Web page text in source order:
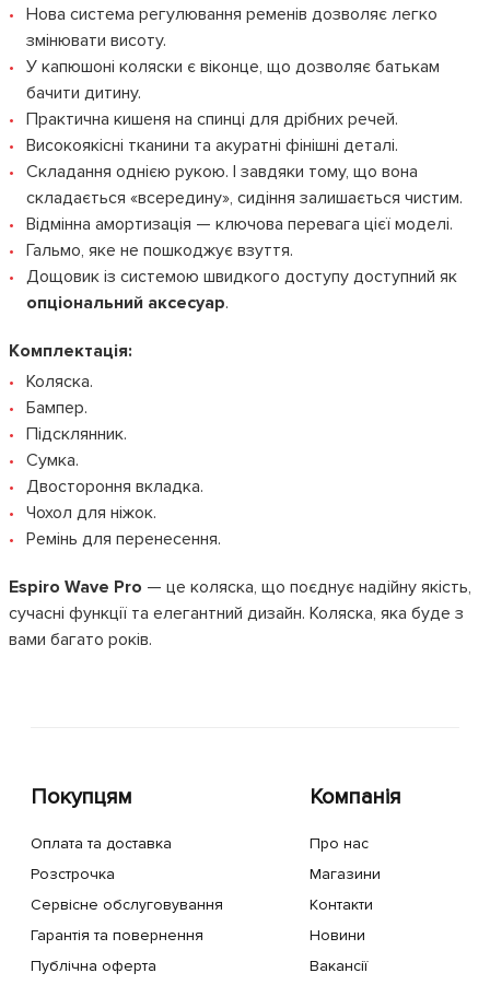
Нова система регулювання ременів дозволяє легко
змінювати висоту.
У капюшоні коляски є віконце, що дозволяє батькам
бачити дитину.
Практична кишеня на спинці для дрібних речей.
Високоякісні тканини та акуратні фінішні деталі.
Складання однією рукою. І завдяки тому, що вона
складається «всередину», сидіння залишається чистим.
Відмінна амортизація — ключова перевага цієї моделі.
Гальмо, яке не пошкоджує взуття.
Дощовик із системою швидкого доступу доступний як
опціональний аксесуар.
Комплектація:
Коляска.
Бампер.
Підсклянник.
Сумка.
Двостороння вкладка.
Чохол для ніжок.
Ремінь для перенесення.
Espiro Wave Pro — це коляска, що поєднує надійну якість,
сучасні функції та елегантний дизайн. Коляска, яка буде з
вами багато років.
Покупцям
Оплата та доставка
Розстрочка
Сервісне обслуговування
Гарантія та повернення
Публічна оферта
Компанія
Про нас
Магазини
Контакти
Новини
Вакансії